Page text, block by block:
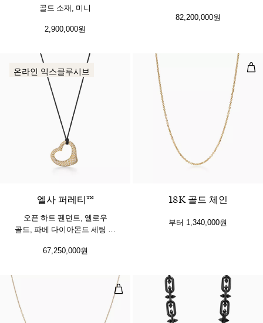
골드 소재, 미니
2,900,000원
82,200,000원
온라인 익스클루시브
엘사 퍼레티™
오픈 하트 펜던트, 옐로우
골드, 파베 다이아몬드 세팅 및
67,250,000원
18K 골드 체인
부터 1,340,000원
옐로우 골드 체인 네크리스, 50.8cm